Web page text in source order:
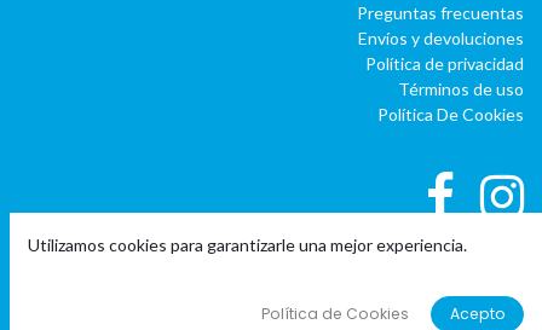
Preguntas frecuentas
Envíos y devoluciones
Política de privacidad
Términos de uso
Política De Cookies
- El #1ERP software para autónomos,
Utilizamos cookies para garantizarle una mejor experiencia.
Política de Cookies Acepto